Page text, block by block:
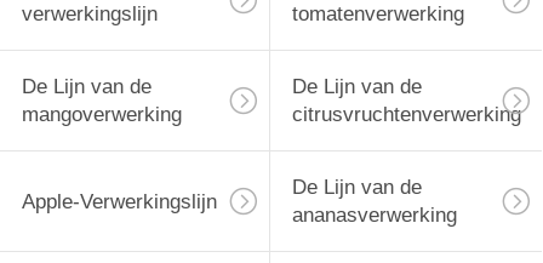
verwerkingslijn
tomatenverwerking
De Lijn van de
mangoverwerking
De Lijn van de
citrusvruchtenverwerking
Apple-Verwerkingslijn
De Lijn van de
ananasverwerking